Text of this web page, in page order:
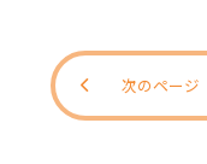
次のページ